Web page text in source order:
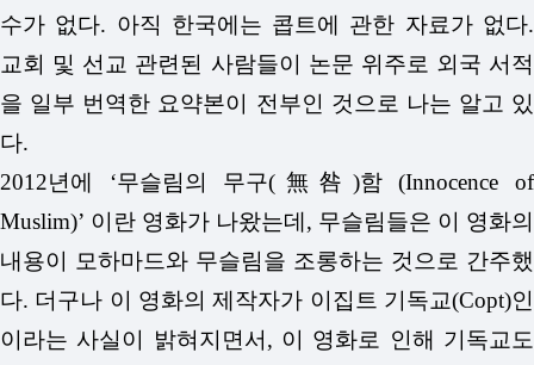
수가 없다. 아직 한국에는 콥트에 관한 자료가 없다.
교회 및 선교 관련된 사람들이 논문 위주로 외국 서적
을 일부 번역한 요약본이 전부인 것으로 나는 알고 있
다.
2012년에 ‘무슬림의 무구(無咎)함 (Innocence of
Muslim)’ 이란 영화가 나왔는데, 무슬림들은 이 영화의
내용이 모하마드와 무슬림을 조롱하는 것으로 간주했
다. 더구나 이 영화의 제작자가 이집트 기독교(Copt)인
이라는 사실이 밝혀지면서, 이 영화로 인해 기독교도